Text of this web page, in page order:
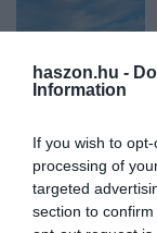
haszon.hu -
Information
If you wish to
processing of
targeted
section to
Kevés helyen
fog esni,
romlik az
aszályhelyzet